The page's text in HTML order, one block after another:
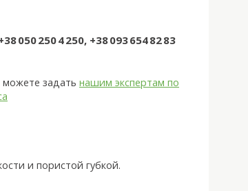
050 250 4 250, +38 093 654 82 83
задать нашим экспертам по
и пористой губкой.